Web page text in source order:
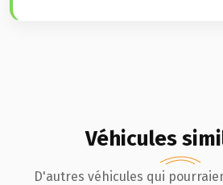
Véhicules
D'autres véhicules qui